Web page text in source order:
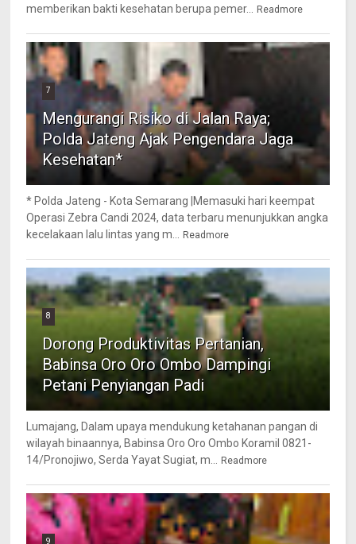
memberikan bakti kesehatan berupa pemer...
Readmore
7
Mengurangi Risiko di Jalan Raya;
Polda Jateng Ajak Pengendara Jaga
Kesehatan*
* Polda Jateng - Kota Semarang |Memasuki hari keempat
Operasi Zebra Candi 2024, data terbaru menunjukkan angka
kecelakaan lalu lintas yang m...
Readmore
8
Dorong Produktivitas Pertanian,
Babinsa Oro Oro Ombo Dampingi
Petani Penyiangan Padi
Lumajang, Dalam upaya mendukung ketahanan pangan di
wilayah binaannya, Babinsa Oro Oro Ombo Koramil 0821-
14/Pronojiwo, Serda Yayat Sugiat, m...
Readmore
9